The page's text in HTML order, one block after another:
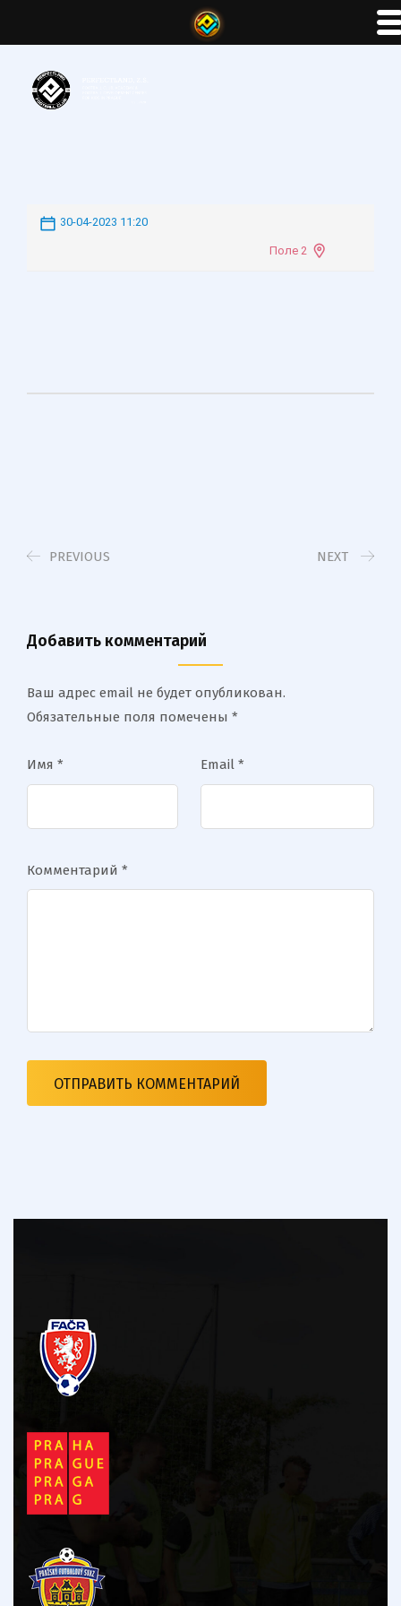
30-04-2023 11:20
Поле 2
PREVIOUS NEXT
Добавить комментарий
Ваш адрес email не будет опубликован.
Обязательные поля помечены *
Имя * Email *
Комментарий *